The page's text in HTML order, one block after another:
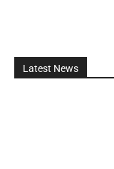
Latest News